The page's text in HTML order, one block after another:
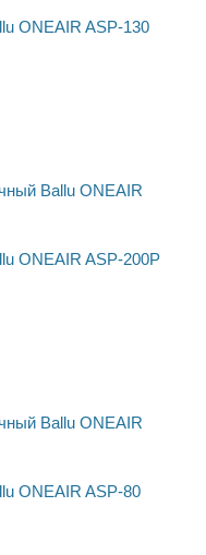
ONEAIR ASP-130
ONEAIR ASP-200P
ONEAIR ASP-80